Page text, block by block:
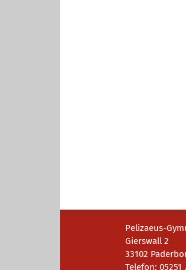
Pelizaeus-
Gierswall 2
33102
Telefon: 05251